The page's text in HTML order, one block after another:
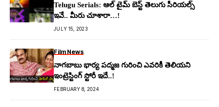
Telugu Serials: ఆల్ టైమ్ బెస్ట్ తెలుగు సీరియ‌ల్స్
ఇవే.. మీరు చూశారా…!
JULY 15, 2023
Film News
నాగబాబు భార్య పద్మజ గురించి ఎవరికీ తెలియని
ఇంట్రెస్టింగ్ స్టోరీ ఇదే..!
FEBRUARY 8, 2024